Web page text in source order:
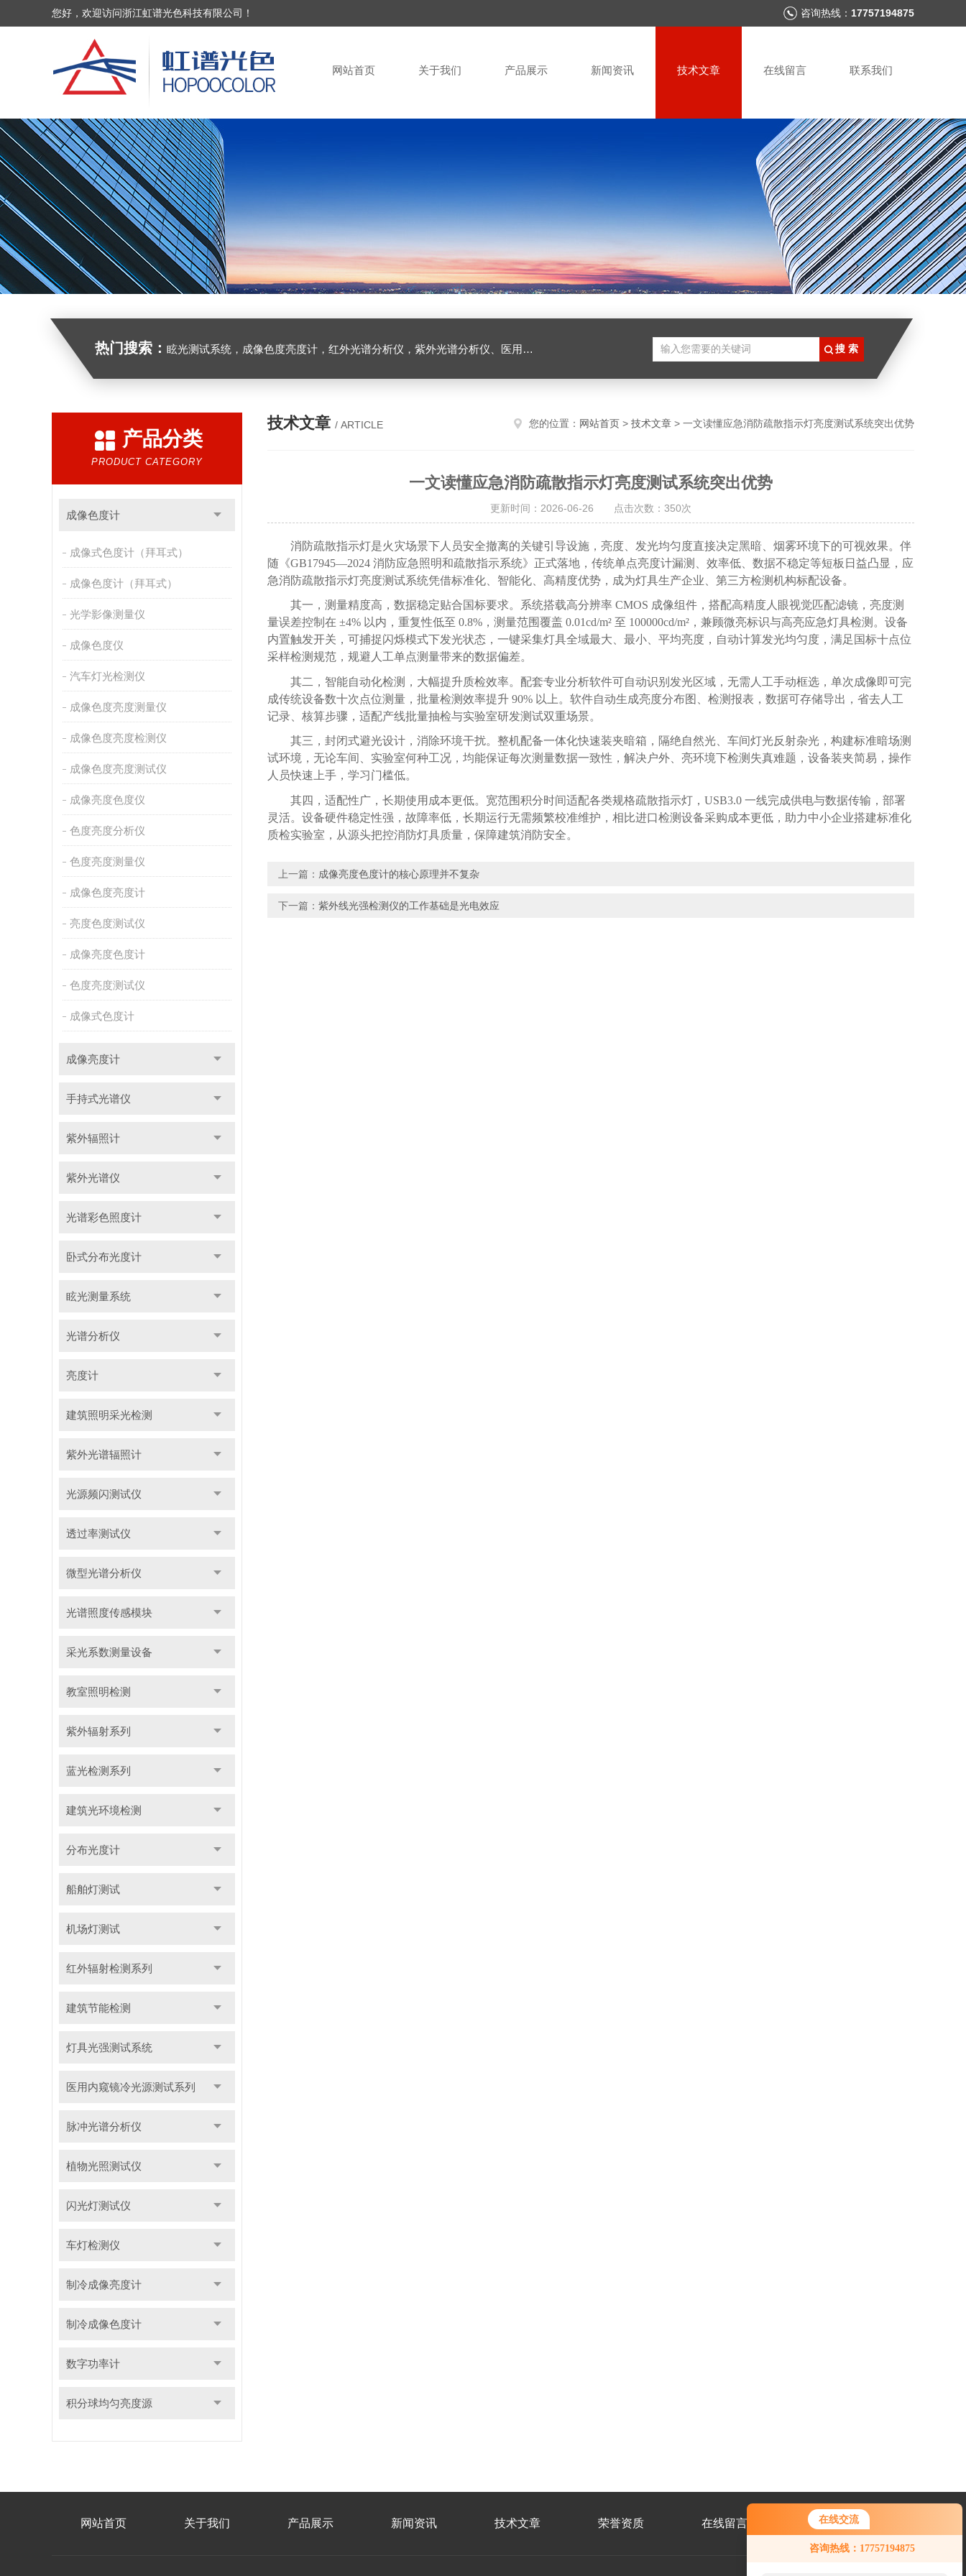
在线交流
咨询热线：17757194875
您好！欢迎前来咨询，很高兴为您
服务，请问您要咨询什么问题呢？
您好，欢迎访问浙江虹谱光色科技有限公司！ 咨询热线： 17757194875
网站首页 关于我们 产品展示 新闻资讯 技术文章 在线留言 联系我们
热门搜索： 眩光测试系统，成像色度亮度计，红外光谱分析仪，紫外光谱分析仪、医用光源光谱分析仪，光谱照度计，卧式分布光度计，建筑节能检测设备，建筑照明检测设备，绿色建筑检测设备
产品分类
PRODUCT CATEGORY
成像色度计
成像式色度计（拜耳式）
成像色度计（拜耳式）
光学影像测量仪
成像色度仪
汽车灯光检测仪
成像色度亮度测量仪
成像色度亮度检测仪
成像色度亮度测试仪
成像亮度色度仪
色度亮度分析仪
色度亮度测量仪
成像色度亮度计
亮度色度测试仪
成像亮度色度计
色度亮度测试仪
成像式色度计
成像亮度计
手持式光谱仪
紫外辐照计
紫外光谱仪
光谱彩色照度计
卧式分布光度计
眩光测量系统
光谱分析仪
亮度计
建筑照明采光检测
紫外光谱辐照计
光源频闪测试仪
透过率测试仪
微型光谱分析仪
光谱照度传感模块
采光系数测量设备
教室照明检测
紫外辐射系列
蓝光检测系列
建筑光环境检测
分布光度计
船舶灯测试
机场灯测试
红外辐射检测系列
建筑节能检测
灯具光强测试系统
医用内窥镜冷光源测试系列
脉冲光谱分析仪
植物光照测试仪
闪光灯测试仪
车灯检测仪
制冷成像亮度计
制冷成像色度计
数字功率计
积分球均匀亮度源
技术文章 / ARTICLE 您的位置： 网站首页 > 技术文章 > 一文读懂应急消防疏散指示灯亮度测试系统突出优势
一文读懂应急消防疏散指示灯亮度测试系统突出优势
更新时间：2026-06-26 点击次数：350次
消防疏散指示灯是火灾场景下人员安全撤离的关键引导设施，亮度、发光均匀度直接决定黑暗、烟雾环境下的可视效果。伴
随《GB17945—2024 消防应急照明和疏散指示系统》正式落地，传统单点亮度计漏测、效率低、数据不稳定等短板日益凸显，应
急消防疏散指示灯亮度测试系统凭借标准化、智能化、高精度优势，成为灯具生产企业、第三方检测机构标配设备。
其一，测量精度高，数据稳定贴合国标要求。系统搭载高分辨率 CMOS 成像组件，搭配高精度人眼视觉匹配滤镜，亮度测
量误差控制在 ±4% 以内，重复性低至 0.8%，测量范围覆盖 0.01cd/m² 至 100000cd/m²，兼顾微亮标识与高亮应急灯具检测。设备
内置触发开关，可捕捉闪烁模式下发光状态，一键采集灯具全域最大、最小、平均亮度，自动计算发光均匀度，满足国标十点位
采样检测规范，规避人工单点测量带来的数据偏差。
其二，智能自动化检测，大幅提升质检效率。配套专业分析软件可自动识别发光区域，无需人工手动框选，单次成像即可完
成传统设备数十次点位测量，批量检测效率提升 90% 以上。软件自动生成亮度分布图、检测报表，数据可存储导出，省去人工
记录、核算步骤，适配产线批量抽检与实验室研发测试双重场景。
其三，封闭式避光设计，消除环境干扰。整机配备一体化快速装夹暗箱，隔绝自然光、车间灯光反射杂光，构建标准暗场测
试环境，无论车间、实验室何种工况，均能保证每次测量数据一致性，解决户外、亮环境下检测失真难题，设备装夹简易，操作
人员快速上手，学习门槛低。
其四，适配性广，长期使用成本更低。宽范围积分时间适配各类规格疏散指示灯， USB3.0 一线完成供电与数据传输，部署
灵活。设备硬件稳定性强，故障率低，长期运行无需频繁校准维护，相比进口检测设备采购成本更低，助力中小企业搭建标准化
质检实验室，从源头把控消防灯具质量，保障建筑消防安全。
上一篇： 成像亮度色度计的核心原理并不复杂
下一篇： 紫外线光强检测仪的工作基础是光电效应
网站首页 关于我们 产品展示 新闻资讯 技术文章 荣誉资质 在线留言 联系我们